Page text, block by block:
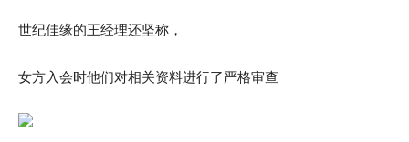
世纪佳缘的王经理还坚称，
女方入会时他们对相关资料进行了严格审查